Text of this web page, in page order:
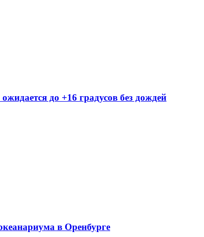
до +16 градусов без дождей
в Оренбурге